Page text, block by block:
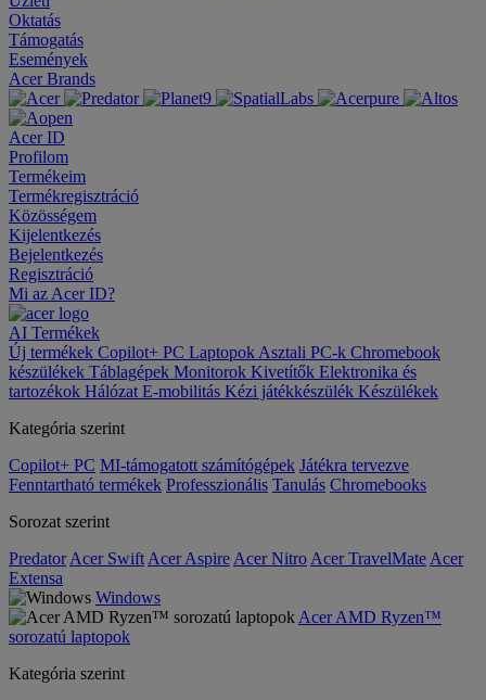
Oktatás
Támogatás
Események
Acer Brands
Acer ID
Profilom
Termékeim
Termékregisztráció
Közösségem
Kijelentkezés
Bejelentkezés
Regisztráció
Mi az Acer ID?
AI Termékek
Új termékek Copilot+ PC Laptopok Asztali PC-k Chromebook
készülékek Táblagépek Monitorok Kivetítők Elektronika és
tartozékok Hálózat E-mobilitás Kézi játékkészülék Készülékek
Kategória szerint
Copilot+ PC MI-támogatott számítógépek Játékra tervezve
Fenntartható termékek Professzionális Tanulás Chromebooks
Sorozat szerint
Predator Acer Swift Acer Aspire Acer Nitro Acer TravelMate Acer
Extensa
Windows
Acer AMD Ryzen™
sorozatú laptopok
Kategória szerint